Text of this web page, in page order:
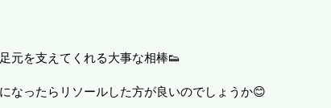
元を支えてくれる大事な相棒👟
なったらリソールした方が良いのでしょうか😊